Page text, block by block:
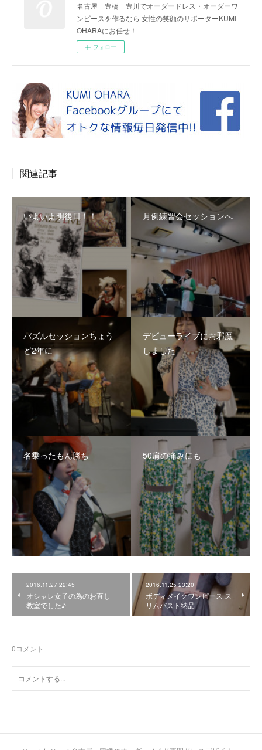
名古屋 豊橋 豊川でオーダードレス・オーダーワ
ンピースを作るなら 女性の笑顔のサポーターKUMI
OHARAにお任せ！
フォロー
関連記事
いよいよ明後日！！ 月例練習会セッションへ
バズルセッションちょう
ど2年に
デビューライブにお邪魔
しました
名乗ったもん勝ち 50肩の痛みにも
2016.11.27 22:45
オシャレ女子の為のお直し
教室でした♪
2016.11.25 23:20
ボディメイクワンピース ス
リムバスト納品
0コメント